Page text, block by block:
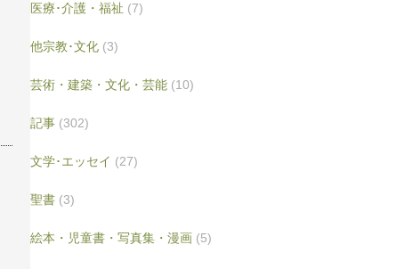
医療･介護・福祉 (7)
他宗教･文化 (3)
芸術・建築・文化・芸能 (10)
記事 (302)
文学･エッセイ (27)
聖書 (3)
絵本・児童書・写真集・漫画 (5)